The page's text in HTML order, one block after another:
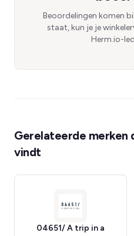
Beoordelingen komen
staat, kun je je
Herm.io-
Gerelateerde merken
vindt
04651/ A trip in a